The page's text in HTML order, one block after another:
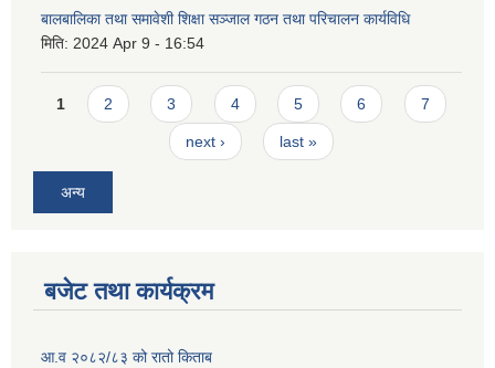
बालबालिका तथा समावेशी शिक्षा सञ्जाल गठन तथा परिचालन कार्यविधि
मिति: 2024 Apr 9 - 16:54
Pages
1 2 3 4 5 6 7
next › last »
अन्य
बजेट तथा कार्यक्रम
आ.व २०८२/८३ को रातो किताब